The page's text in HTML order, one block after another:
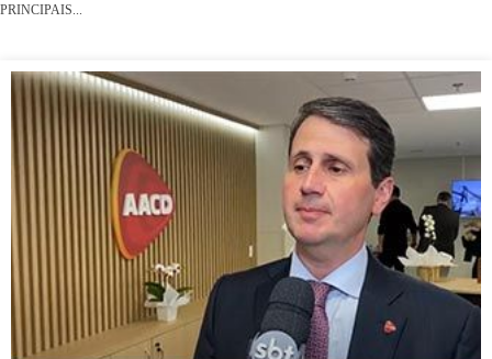
PRINCIPAIS...